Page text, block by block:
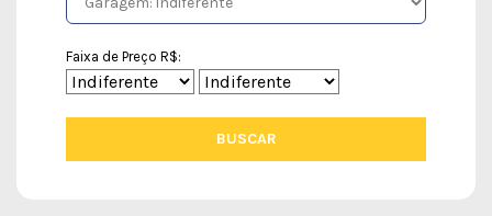
Faixa de Preço R$:
BUSCAR